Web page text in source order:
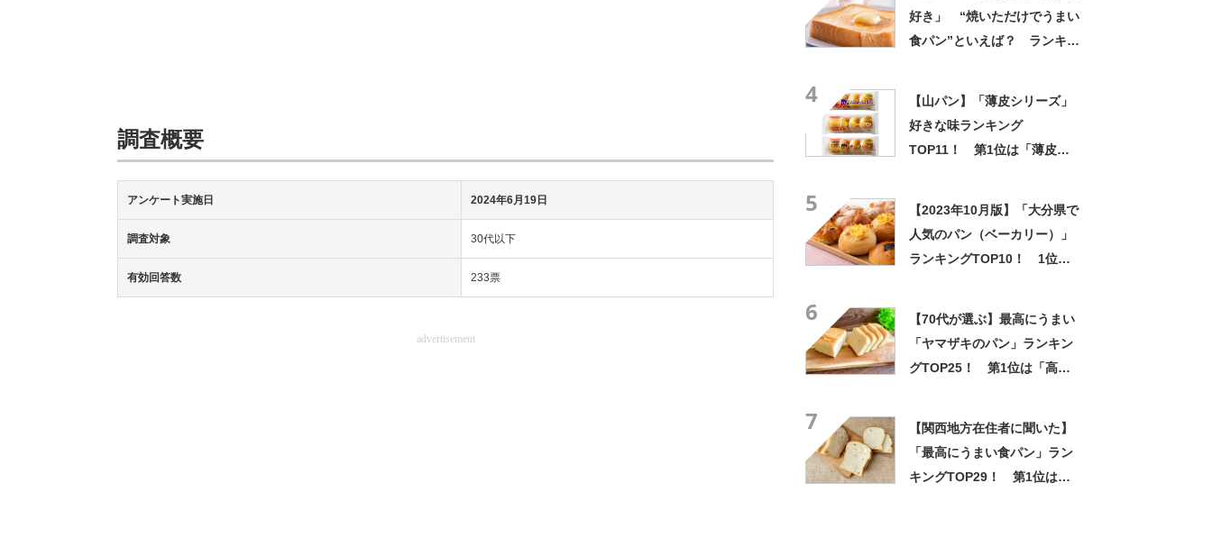
調査概要
アンケート実施日 2024年6月19日
調査対象 30代以下
有効回答数 233票
advertisement
好き」 “焼いただけでうまい
食パン”といえば？ ランキン
4
【山パン】「薄皮シリーズ」
好きな味ランキング
TOP11！ 第1位は「薄皮ク
5
【2023年10月版】「大分県で
人気のパン（ベーカリー）」
ランキングTOP10！ 1位は
6
【70代が選ぶ】最高にうまい
「ヤマザキのパン」ランキン
グTOP25！ 第1位は「高級
7
【関西地方在住者に聞いた】
「最高にうまい食パン」ラン
キングTOP29！ 第1位は